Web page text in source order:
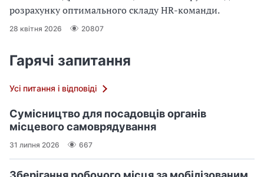
розрахунку оптимального складу HR-команди.
28 квітня 2026 20807
Гарячі запитання
Усі питання і відповіді
Сумісництво для посадовців органів
місцевого самоврядування
31 липня 2026 667